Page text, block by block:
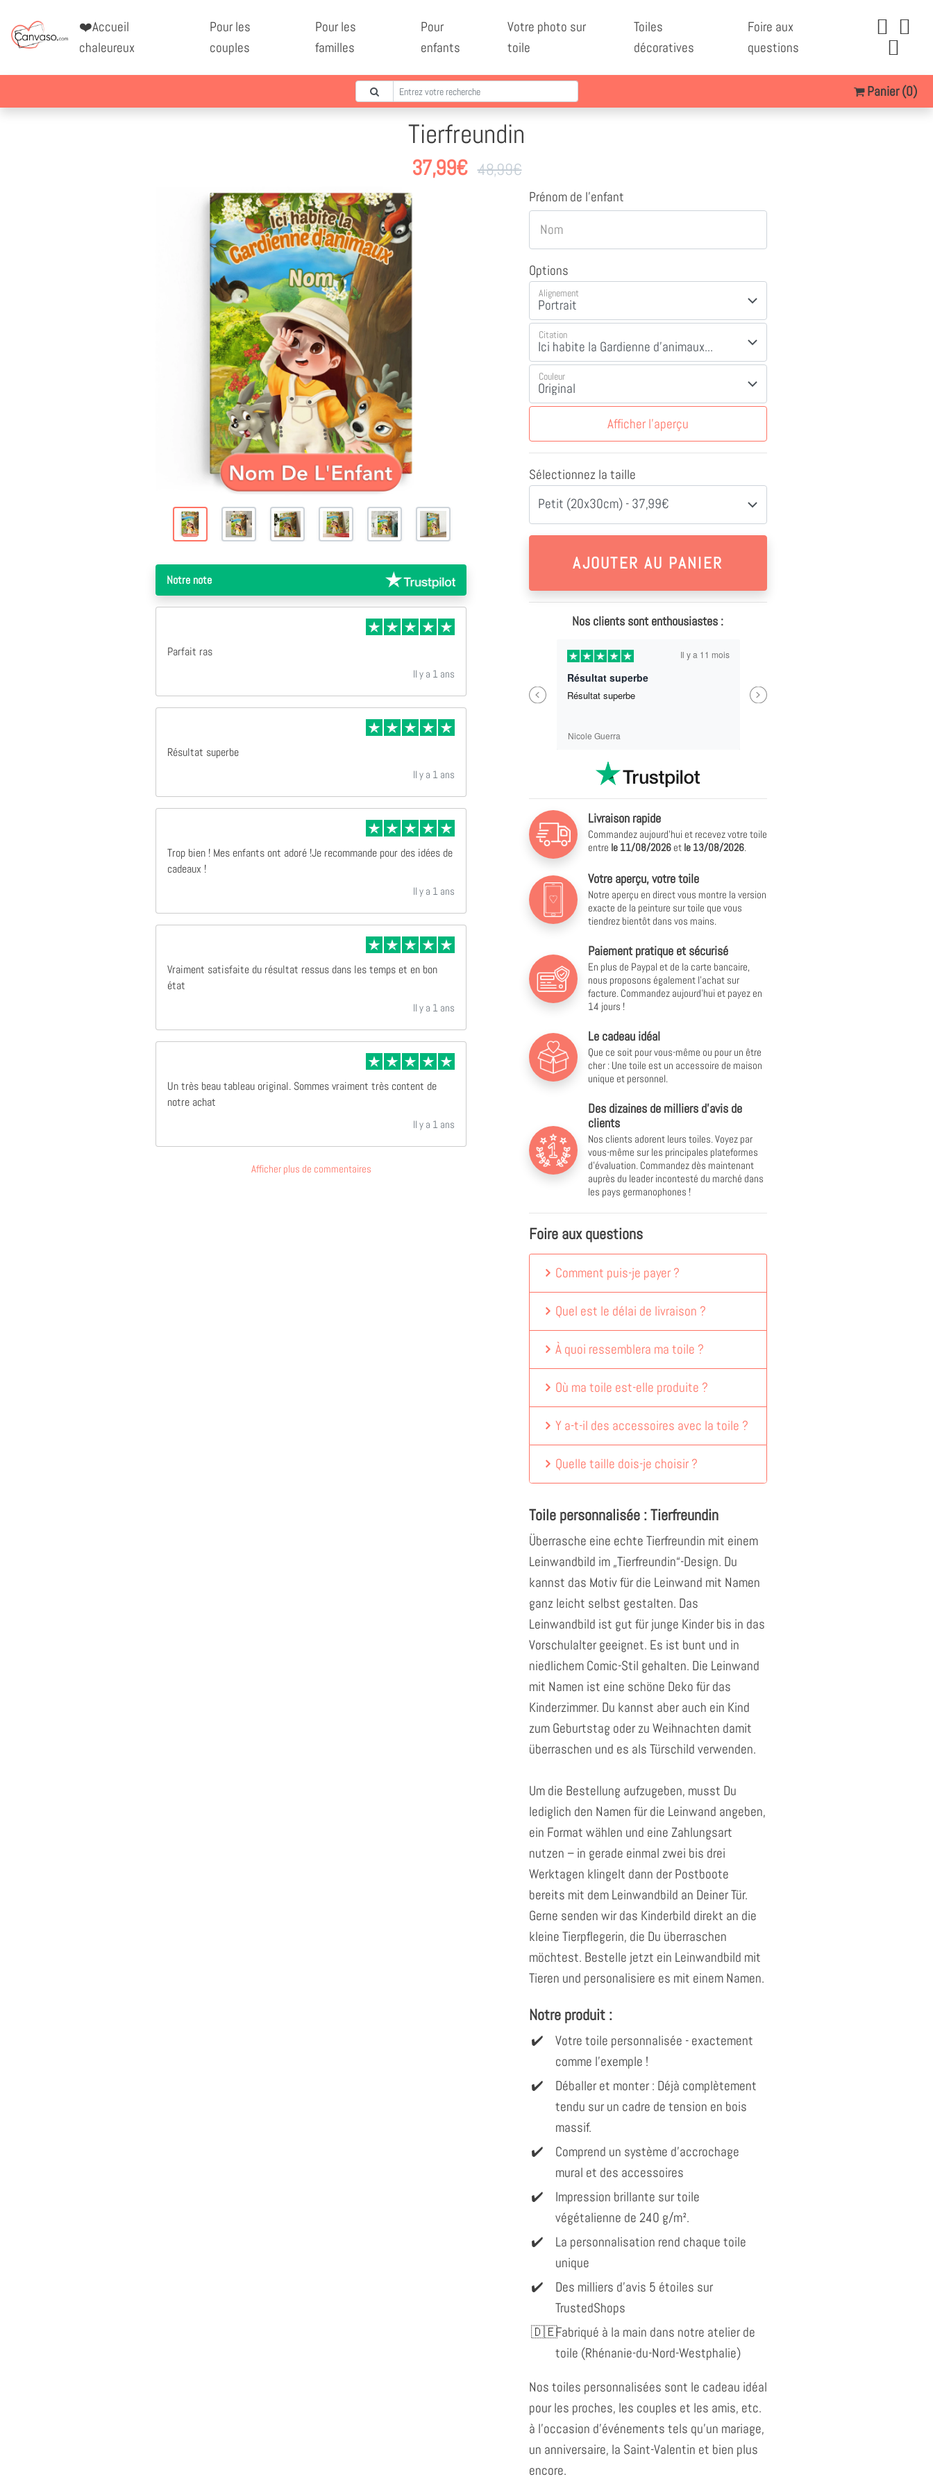
❤️Accueil
chaleureux
Pour les
couples
Pour les
familles
Pour
enfants
Votre photo sur
toile
Toiles
décoratives
Foire aux
questions
Panier(0)
Tierfreundin
37,99€ 48,99€
Notre note
Parfait ras
Il y a 1 ans
Résultat superbe
Il y a 1 ans
Trop bien ! Mes enfants ont adoré !Je recommande pour des idées de
cadeaux !
Il y a 1 ans
Vraiment satisfaite du résultat ressus dans les temps et en bon
état
Il y a 1 ans
Un très beau tableau original. Sommes vraiment très content de
notre achat
Il y a 1 ans
Afficher plus de commentaires
Prénom de l'enfant
Nom
Options
Alignement
Citation
Couleur
Afficher l'aperçu
Sélectionnez la taille
Petit (20x30cm) - 37,99€
Nos clients sont enthousiastes :
Previous
Il y a 1 ans
Excellent produit qualité parfait merci à
Parfait ras
Sébastien Labrit
Il y a 11 mois
Résultat superbe
Résultat superbe
Nicole Guerra
Next
Livraison rapide
Commandez aujourd'hui et recevez votre toile
entre le 11/08/2026et le 13/08/2026.
Votre aperçu, votre toile
Notre aperçu en direct vous montre la version
exacte de la peinture sur toile que vous
tiendrez bientôt dans vos mains.
Paiement pratique et sécurisé
En plus de Paypal et de la carte bancaire,
nous proposons également l'achat sur
facture. Commandez aujourd'hui et payez en
14 jours !
Le cadeau idéal
Que ce soit pour vous-même ou pour un être
cher : Une toile est un accessoire de maison
unique et personnel.
Des dizaines de milliers d'avis de
clients
Nos clients adorent leurs toiles. Voyez par
vous-même sur les principales plateformes
d'évaluation. Commandez dès maintenant
auprès du leader incontesté du marché dans
les pays germanophones !
Foire aux questions
Comment puis-je payer ?
Quel est le délai de livraison ?
À quoi ressemblera ma toile ?
Où ma toile est-elle produite ?
Y a-t-il des accessoires avec la toile ?
Quelle taille dois-je choisir ?
Toile personnalisée : Tierfreundin
Überrasche eine echte Tierfreundin mit einem
Leinwandbild im „Tierfreundin“-Design. Du
kannst das Motiv für die Leinwand mit Namen
ganz leicht selbst gestalten. Das
Leinwandbild ist gut für junge Kinder bis in das
Vorschulalter geeignet. Es ist bunt und in
niedlichem Comic-Stil gehalten. Die Leinwand
mit Namen ist eine schöne Deko für das
Kinderzimmer. Du kannst aber auch ein Kind
zum Geburtstag oder zu Weihnachten damit
überraschen und es als Türschild verwenden.
Um die Bestellung aufzugeben, musst Du
lediglich den Namen für die Leinwand angeben,
ein Format wählen und eine Zahlungsart
nutzen – in gerade einmal zwei bis drei
Werktagen klingelt dann der Postboote
bereits mit dem Leinwandbild an Deiner Tür.
Gerne senden wir das Kinderbild direkt an die
kleine Tierpflegerin, die Du überraschen
möchtest. Bestelle jetzt ein Leinwandbild mit
Tieren und personalisiere es mit einem Namen.
Notre produit :
Votre toile personnalisée - exactement
comme l'exemple !
Déballer et monter : Déjà complètement
tendu sur un cadre de tension en bois
massif.
Comprend un système d'accrochage
mural et des accessoires
Impression brillante sur toile
végétalienne de 240 g/m².
La personnalisation rend chaque toile
unique
Des milliers d'avis 5 étoiles sur
TrustedShops
Fabriqué à la main dans notre atelier de
toile (Rhénanie-du-Nord-Westphalie)
Nos toiles personnalisées sont le cadeau idéal
pour les proches, les couples et les amis, etc.
à l'occasion d'événements tels qu'un mariage,
un anniversaire, la Saint-Valentin et bien plus
encore.